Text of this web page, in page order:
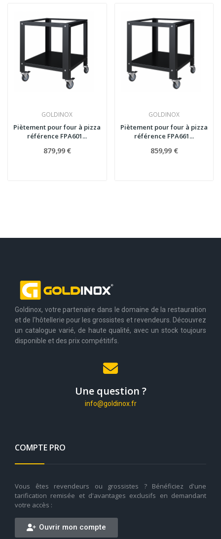
GOLDINOX
Piètement pour four à pizza
référence FPA601...
879,99 €
GOLDINOX
Piètement pour four à pizza
référence FPA661...
859,99 €
Goldinox, votre partenaire dans le domaine de la restauration
et de l'hôtellerie pour les grossistes et revendeurs. Découvrez
un catalogue varié, de haute qualité, avec un stock toujours
disponible et des prix compétitifs.
Une question ?
info@goldinox.fr
COMPTE PRO
Vous êtes revendeurs ou grossistes ? Bénéficiez d'une
tarification remisée et d'avantages exclusifs en demandant
votre accès :
Ouvrir mon compte